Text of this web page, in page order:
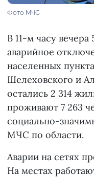
Фото МЧС
В 11-м часу
аварийное
населенных
Шелеховского и
остались 2 314
проживают 7 263
социально-
МЧС по области.
Аварии на сетях
На местах